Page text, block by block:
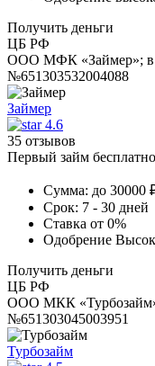
Получить деньги
ЦБ РФ
ООО МФК «Займер»;
№651303532004088
Займер
4.6
35 отзывов
Первый займ бесплатно
Сумма: до 30000
Срок: 7 - 30 дней
Ставка от 0%
Одобрение
Получить деньги
ЦБ РФ
ООО МКК
№651303045003951
Турбозайм